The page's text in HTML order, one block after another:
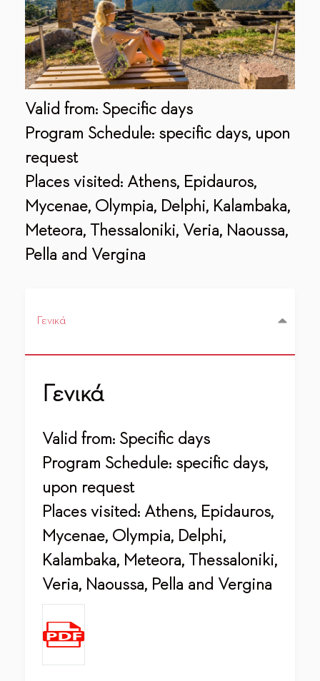
Valid from: Specific days
Program Schedule: specific days, upon
request
Places visited: Athens, Epidauros,
Mycenae, Olympia, Delphi, Kalambaka,
Meteora, Thessaloniki, Veria, Naoussa,
Pella and Vergina
Γενικά
Γενικά
Valid from: Specific days
Program Schedule: specific days,
upon request
Places visited: Athens, Epidauros,
Mycenae, Olympia, Delphi,
Kalambaka, Meteora, Thessaloniki,
Veria, Naoussa, Pella and Vergina